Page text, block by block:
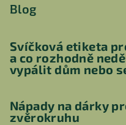
Blog
Svíčková etiketa
a co rozhodně
vypálit dům nebo
Nápady na dárky
zvěrokruhu